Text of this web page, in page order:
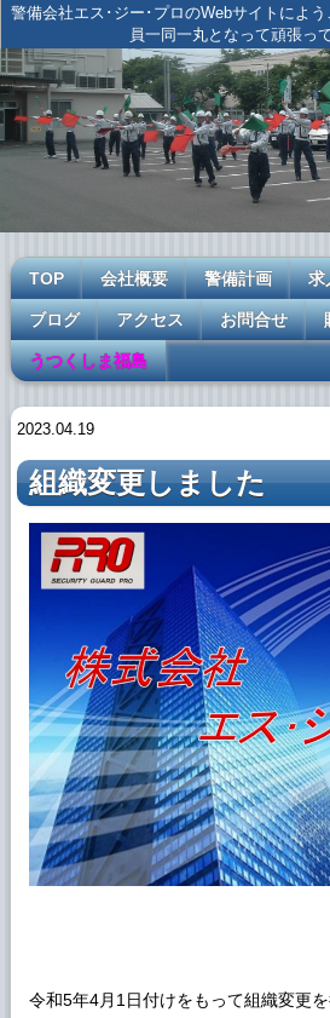
警備会社エス･ジー･プロのWebサイトによ
員一同一丸となって頑張っ
TOP 会社概要 警備計画 求
ブログ アクセス お問合せ
うつくしま福島
2023.04.19
組織変更しました
令和5年4月1日付けをもって組織変更を